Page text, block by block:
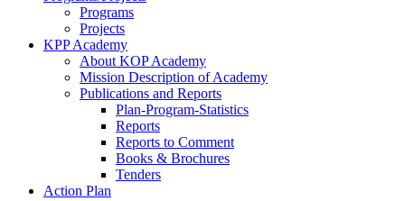
Programs
Projects
KPP Academy
About KOP Academy
Mission Description of Academy
Publications and Reports
Plan-Program-Statistics
Reports
Reports to Comment
Books & Brochures
Tenders
Action Plan